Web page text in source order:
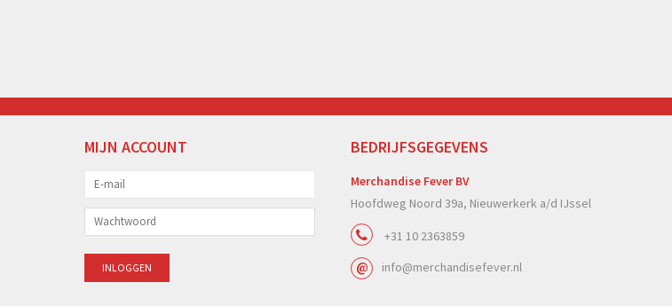
MIJN ACCOUNT BEDRIJFSGEGEVENS
Merchandise Fever BV
Hoofdweg Noord 39a, Nieuwerkerk a/d IJssel
+31 10 2363859
info@merchandisefever.nl